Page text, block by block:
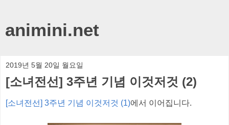
animini.net
2019년 5월 20일 월요일
[소녀전선] 3주년 기념 이것저것 (2)
[소녀전선] 3주년 기념 이것저것 (1)에서 이어집니다.